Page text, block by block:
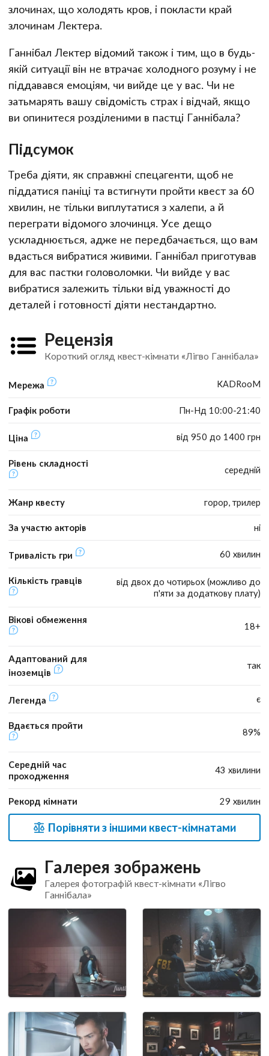
злочинах, що холодять кров, і покласти край
злочинам Лектера.
Ганнібал Лектер відомий також і тим, що в будь-
якій ситуації він не втрачає холодного розуму і не
піддавався емоціям, чи вийде це у вас. Чи не
затьмарять вашу свідомість страх і відчай, якщо
ви опинитеся розділеними в пастці Ганнібала?
Підсумок
Треба діяти, як справжні спецагенти, щоб не
піддатися паніці та встигнути пройти квест за 60
хвилин, не тільки виплутатися з халепи, а й
переграти відомого злочинця. Усе дещо
ускладнюється, адже не передбачається, що вам
вдасться вибратися живими. Ганнібал приготував
для вас пастки головоломки. Чи вийде у вас
вибратися залежить тільки від уважності до
деталей і готовності діяти нестандартно.
Рецензія
Короткий огляд квест-кімнати «Лігво Ганнібала»
Мережа KADRooM
Графік роботи Пн-Нд 10:00-21:40
Ціна від 950 до 1400 грн
Рівень складності
середній
Жанр квесту горор, трилер
За участю акторів ні
Тривалість гри 60 хвилин
Кількість гравців
від двох до чотирьох (можливо до
п'яти за додаткову плату)
Вікові обмеження
18+
Адаптований для
іноземців
так
Легенда є
Вдається пройти
89%
Середній час
проходження
43 хвилини
Рекорд кімнати 29 хвилин
Порівняти з іншими квест-кімнатами
Галерея зображень
Галерея фотографій квест-кімнати «Лігво
Ганнібала»